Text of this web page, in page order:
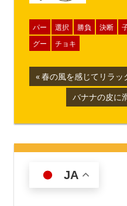
パー 選択 勝負 決断
グー
チョキ
投
ナ
ビ
ゲ
ー
前
の
春の風を感じてリラッ
次
の
記
バナナの皮に
JA